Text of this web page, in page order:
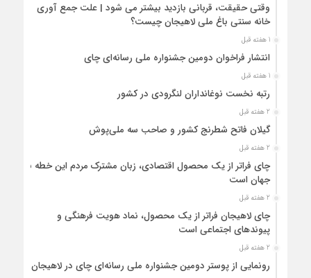
وقتی حقیقت، قربانی بازدید بیشتر می شود | علت جمع آوری
خانه سنتی باغ ملی لاهیجان چیست؟
1 هفته قبل
انتشار فراخوان دومین جشنواره ملی رسانه‌ای چای
1 هفته قبل
رتبه نخست نوغانداران لنگرودی در کشور
2 هفته قبل
گیلان فاتح شطرنج کشور و صاحب سه ملی‌پوش
2 هفته قبل
چای فراتر از یک محصول اقتصادی، زبان مشترک مردم این خطه با
جهان است
2 هفته قبل
چای لاهیجان فراتر از یک محصول، نماد هویت فرهنگی و
پیوندهای اجتماعی است
2 هفته قبل
رونمایی از پوستر دومین جشنواره ملی رسانه‌ای چای در لاهیجان